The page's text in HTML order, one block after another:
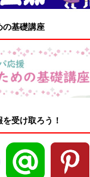
の基礎講座
受け取ろう！